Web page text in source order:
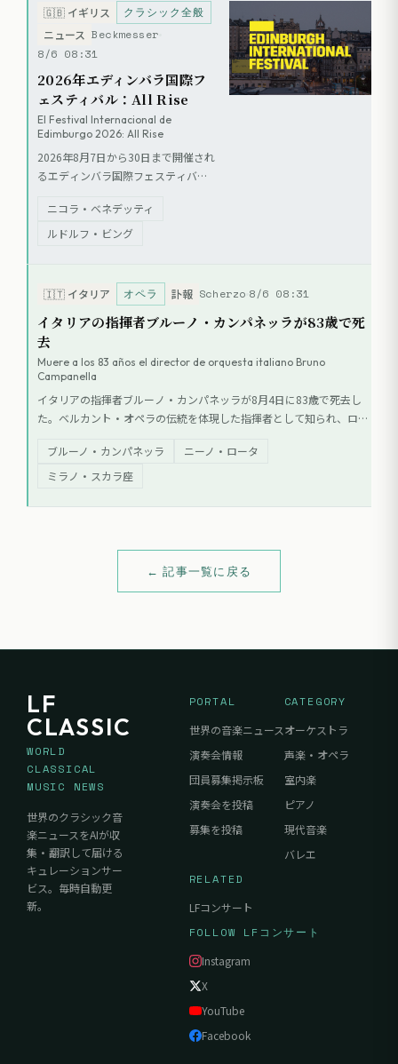
🇬🇧 イギリス クラシック全般
ニュース
Beckmesser
8/6 08:31
2026年エディンバラ国際フ
ェスティバル：All Rise
El Festival Internacional de
Edimburgo 2026: All Rise
2026年8月7日から30日まで開催され
るエディンバラ国際フェスティバル
国独立250周年を記念して米国アー
ティストを多数招聘する。ニコラ・
管弦楽団によるウィントン・マルサ
リスの交響曲『All Rise』で開幕し、
ミッシー・マッツォーリの新作オペ
ラ世界初演や、ベルリン・フィル、
ロサンゼルス・フィルらのレジデン
ス公演、アルフレッド・ブレンデル
追悼コンサートなどが予定されてい
る。
ニコラ・ベネデッティ
ルドルフ・ビング
🇮🇹 イタリア オペラ 訃報 Scherzo 8/6 08:31
イタリアの指揮者ブルーノ・カンパネッラが83歳で死
去
Muere a los 83 años el director de orquesta italiano Bruno
Campanella
イタリアの指揮者ブルーノ・カンパネッラが8月4日に83歳で死去し
た。ベルカント・オペラの伝統を体現した指揮者として知られ、ロッ
ス、フアン・ディエゴ・フローレスらとの共演で多くの録音を残し
た。
ブルーノ・カンパネッラ
ニーノ・ロータ
ミラノ・スカラ座
← 記事一覧に戻る
LF
CLASSIC
WORLD
CLASSICAL
MUSIC NEWS
世界のクラシック音
楽ニュースをAIが収
集・翻訳して届ける
キュレーションサー
ビス。毎時自動更
新。
PORTAL
世界の音楽ニュース
演奏会情報
団員募集掲示板
演奏会を投稿
募集を投稿
CATEGORY
オーケストラ
声楽・オペラ
室内楽
ピアノ
現代音楽
バレエ
RELATED
LFコンサート
FOLLOW LFコンサート
Instagram
X
YouTube
Facebook